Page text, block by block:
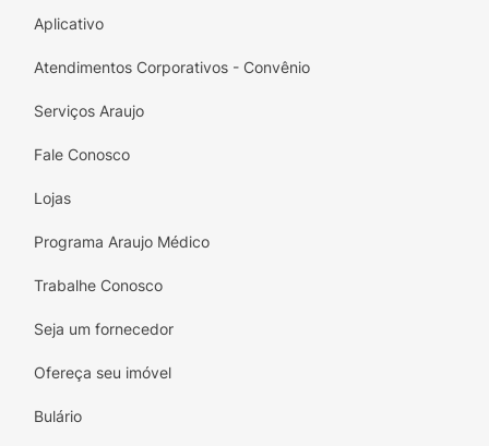
Aplicativo
Atendimentos Corporativos - Convênio
Serviços Araujo
Fale Conosco
Lojas
Programa Araujo Médico
Trabalhe Conosco
Seja um fornecedor
Ofereça seu imóvel
Bulário